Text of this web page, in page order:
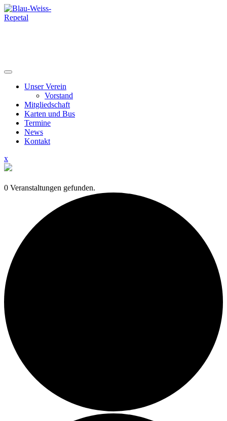
Skip
to
Unser Verein
Vorstand
Mitgliedschaft
Karten und Bus
Termine
News
Kontakt
xClose
Menu
0 Veranstaltungen gefunden.